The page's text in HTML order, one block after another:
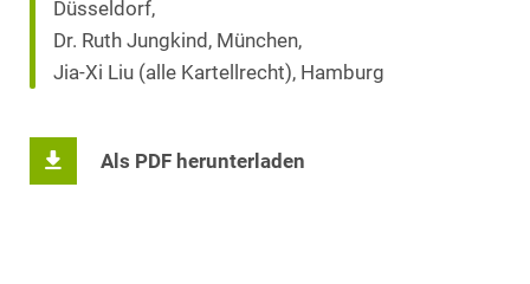
Düsseldorf,
Dr. Ruth Jungkind, München,
Jia-Xi Liu (alle Kartellrecht), Hamburg
Als PDF herunterladen